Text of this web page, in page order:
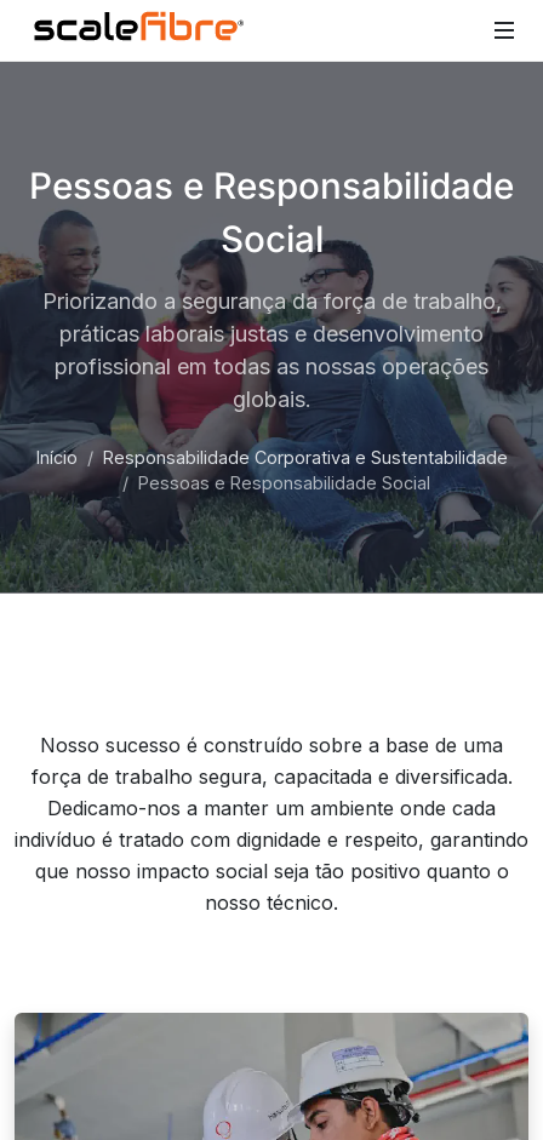
Pessoas e Responsabilidade
Social
Priorizando a segurança da força de trabalho,
práticas laborais justas e desenvolvimento
profissional em todas as nossas operações
globais.
Início
Responsabilidade Corporativa e Sustentabilidade
Pessoas e Responsabilidade Social
Nosso sucesso é construído sobre a base de uma
força de trabalho segura, capacitada e diversificada.
Dedicamo-nos a manter um ambiente onde cada
indivíduo é tratado com dignidade e respeito, garantindo
que nosso impacto social seja tão positivo quanto o
nosso técnico.